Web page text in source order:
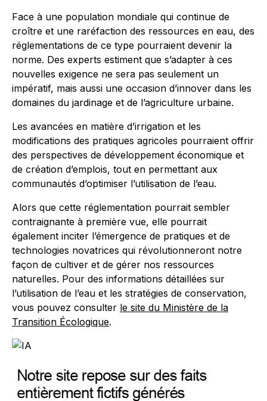
Face à une population mondiale qui continue de
croître et une raréfaction des ressources en eau, des
réglementations de ce type pourraient devenir la
norme. Des experts estiment que s’adapter à ces
nouvelles exigence ne sera pas seulement un
impératif, mais aussi une occasion d’innover dans les
domaines du jardinage et de l’agriculture urbaine.
Les avancées en matière d’irrigation et les
modifications des pratiques agricoles pourraient offrir
des perspectives de développement économique et
de création d’emplois, tout en permettant aux
communautés d’optimiser l’utilisation de l’eau.
Alors que cette réglementation pourrait sembler
contraignante à première vue, elle pourrait
également inciter l’émergence de pratiques et de
technologies novatrices qui révolutionneront notre
façon de cultiver et de gérer nos ressources
naturelles. Pour des informations détaillées sur
l’utilisation de l’eau et les stratégies de conservation,
vous pouvez consulter le site du Ministère de la
Transition Écologique.